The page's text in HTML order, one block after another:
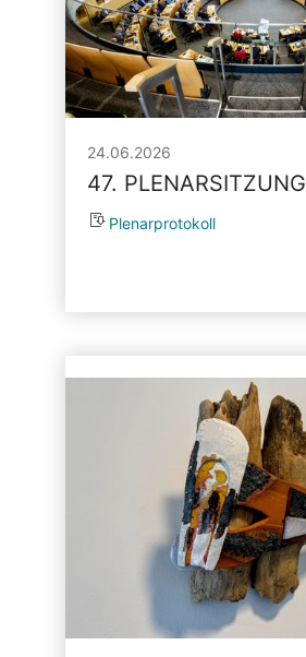
24.06.2026
47. PLENARSITZUNG
Plenarprotokoll